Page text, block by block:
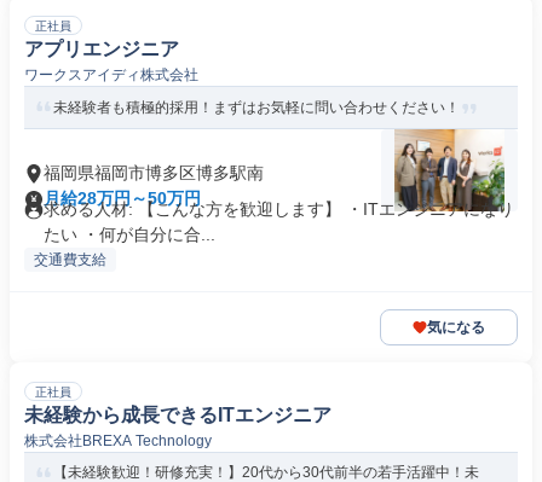
正社員
アプリエンジニア
ワークスアイディ株式会社
未経験者も積極的採用！まずはお気軽に問い合わせください！
福岡県福岡市博多区博多駅南
月給28万円～50万円
求める人材: 【こんな方を歓迎します】 ・ITエンジニアになり
たい ・何が自分に合...
交通費支給
気になる
正社員
未経験から成長できるITエンジニア
株式会社BREXA Technology
【未経験歓迎！研修充実！】20代から30代前半の若手活躍中！未